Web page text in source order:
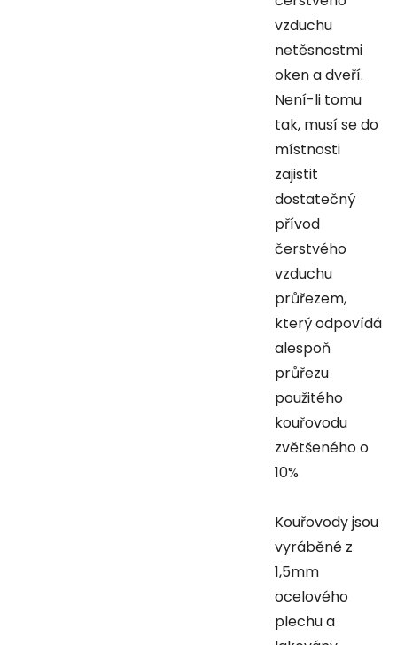
vzduchu
netěsnostmi
oken a dveří.
Není-li tomu
tak, musí se do
místnosti
zajistit
dostatečný
přívod
čerstvého
vzduchu
průřezem,
který odpovídá
alespoň
průřezu
použitého
kouřovodu
zvětšeného o
10%
Kouřovody jsou
vyráběné z
1,5mm
ocelového
plechu a